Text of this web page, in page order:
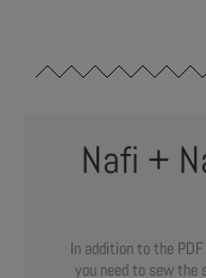
Nafi +
In addition to the
you need to sew the